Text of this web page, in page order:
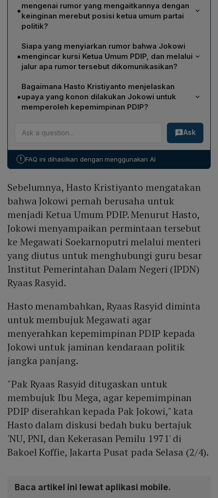
•mengenai rumor yang mengaitkannya dengan
keinginan merebut posisi ketua umum partai
politik?
Jokowi menolak rumor tersebut, menyatakan dirinya
sering dikaitkan dengan spekulasi merebut jabatan
ketua umum di partai nasional, termasuk Golkar. Ia
menganggap rumor itu tidak masuk akal, meminta
politisi tidak menyebarkan tuduhan ke publik, dan
menegaskan tidak ada niat mengambil semua posisi.
•
Siapa yang menyiarkan rumor bahwa Jokowi
mengincar kursi Ketua Umum PDIP, dan melalui
jalur apa rumor tersebut dikomunikasikan?
Rumor itu dihembuskan oleh Sekretaris Jenderal PDIP,
Hasto Kristiyanto, yang menyebut bahwa Jokowi
mengincar kursi Ketua Umum PDIP. Menurut Hasto,
Jokowi menyampaikan permintaan itu kepada
Megawati Soekarnoputri melalui seorang menteri yang
diutus untuk menghubungi guru besar IPDN, Ryaas
•
Bagaimana Hasto Kristiyanto menjelaskan
upaya yang konon dilakukan Jokowi untuk
memperoleh kepemimpinan PDIP?
Hasto menyatakan bahwa Jokowi meminta Ryaas
Rasyid, seorang guru besar IPDN, untuk membujuk
Megawati Soekarnoputri menyerahkan kepemimpinan
jangka panjang. Pernyataan itu disampaikan dalam
1971” di Bakoel Koffie, Jakarta Pusat.
Ask
! FAQ ini dihasilkan dengan menggunakan AI
Sebelumnya, Hasto Kristiyanto mengatakan
bahwa Jokowi pernah berusaha untuk
menjadi Ketua Umum PDIP. Menurut Hasto,
Jokowi menyampaikan permintaan tersebut
ke Megawati Soekarnoputri melalui menteri
yang diutus untuk menghubungi guru besar
Institut Pemerintahan Dalam Negeri (IPDN)
Ryaas Rasyid.
Hasto menambahkan, Ryaas Rasyid diminta
untuk membujuk Megawati agar
menyerahkan kepemimpinan PDIP kepada
Jokowi untuk jaminan kendaraan politik
jangka panjang.
"Pak Ryaas Rasyid ditugaskan untuk
membujuk Ibu Mega, agar kepemimpinan
PDIP diserahkan kepada Pak Jokowi," kata
Hasto dalam diskusi bedah buku bertajuk
'NU, PNI, dan Kekerasan Pemilu 1971' di
Bakoel Koffie, Jakarta Pusat pada Selasa (2/4).
Baca artikel ini lewat aplikasi mobile.